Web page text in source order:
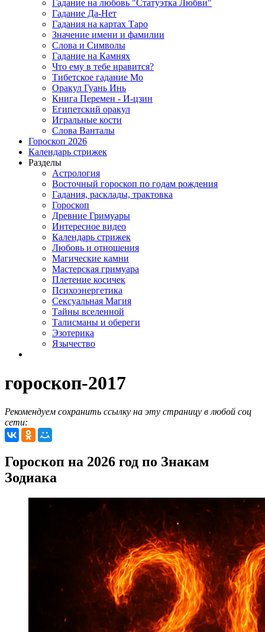
Гадание на любовь "Статуэтка Любви"
Гадание Да-Нет
Гадания на картах Таро
Значение имени и фамилии
Слова и Символы
Гадание на Камнях
Что ему в тебе нравится?
Тибетское гадание Мо
Оракул Гуань Инь
Книга Перемен - И-цзин
Египетский оракул
Игральные кости
Слова Ванталы
Гороскоп 2026
Календарь стрижек
Разделы
Астрология
Восточный гороскоп по годам рождения
Гадания, расклады, трактовка
Гороскоп
Древние Гримуары
Интересное видео
Календарь стрижек
Любовь и отношения
Магические камни
Мастерская гримуара
Плетение косичек
Психоэнергетика
Сексуальная Магия
Тайны вселенной
Талисманы и обереги
Эзотерика
Язычество
гороскоп-2017
Рекомендуем сохранить ссылку на эту страницу в любой соц
сети:
Гороскоп на 2026 год по Знакам
Зодиака